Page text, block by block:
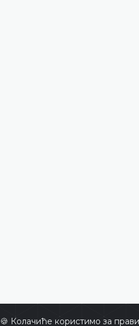
🍪 Колачиће користимо за